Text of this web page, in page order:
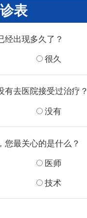
表
经出现多久了？
很久
有去医院接受过治疗？
没有
您最关心的是什么？
医师
技术